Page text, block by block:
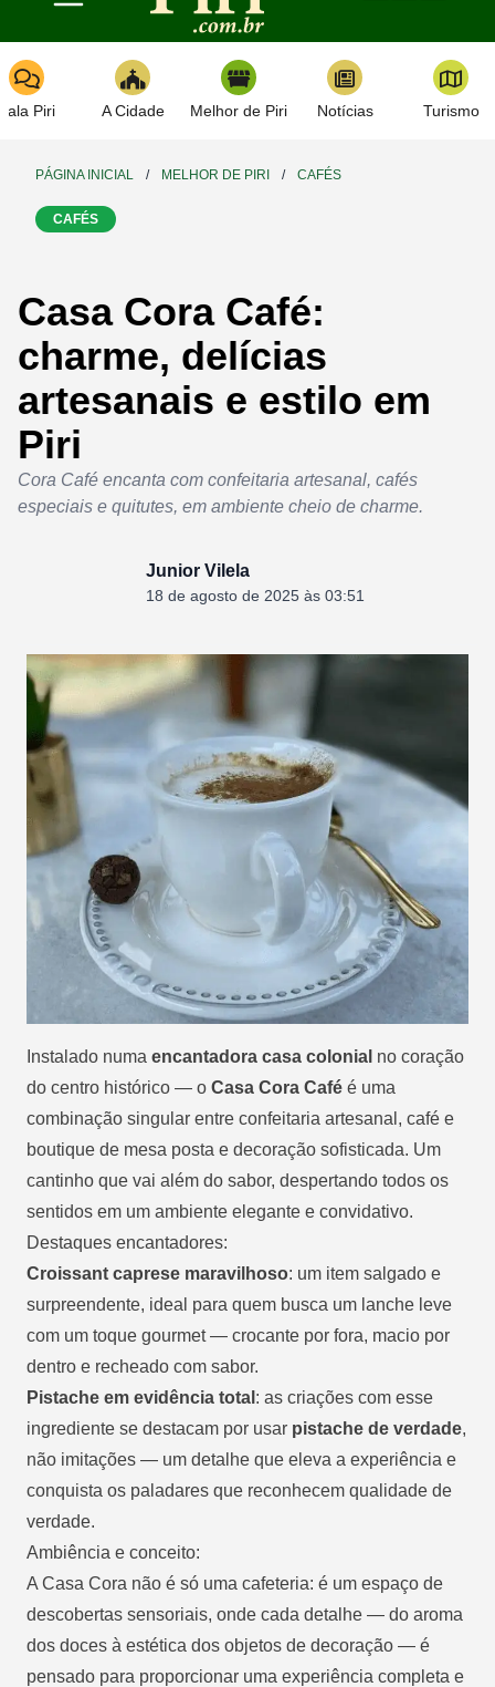
Toggle navigation
Piri A Cidade Melhor de Piri Notícias Turismo
PÁGINA INICIAL / MELHOR DE PIRI / CAFÉS
CAFÉS
Casa Cora Café:
charme, delícias
artesanais e estilo em
Piri
Cora Café encanta com confeitaria artesanal, cafés
especiais e quitutes, em ambiente cheio de charme.
Junior Vilela
18 de agosto de 2025 às 03:51
Instalado numa encantadora casa colonial no coração
do centro histórico — o Casa Cora Café é uma
combinação singular entre confeitaria artesanal, café e
boutique de mesa posta e decoração sofisticada. Um
cantinho que vai além do sabor, despertando todos os
sentidos em um ambiente elegante e convidativo.
Destaques encantadores:
Croissant caprese maravilhoso: um item salgado e
surpreendente, ideal para quem busca um lanche leve
com um toque gourmet — crocante por fora, macio por
dentro e recheado com sabor.
Pistache em evidência total : as criações com esse
ingrediente se destacam por usar pistache de verdade,
não imitações — um detalhe que eleva a experiência e
conquista os paladares que reconhecem qualidade de
verdade.
Ambiência e conceito:
A Casa Cora não é só uma cafeteria: é um espaço de
descobertas sensoriais, onde cada detalhe — do aroma
dos doces à estética dos objetos de decoração — é
pensado para proporcionar uma experiência completa e